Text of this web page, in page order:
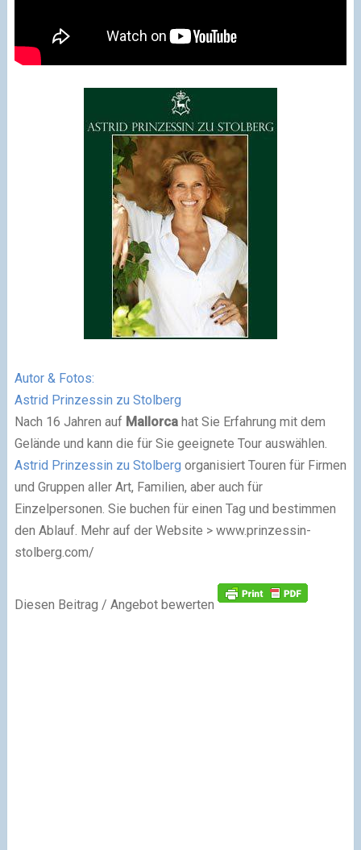
Autor & Fotos:
Astrid Prinzessin zu Stolberg
Nach 16 Jahren auf Mallorcahat Sie Erfahrung mit dem
Gelände und kann die für Sie geeignete Tour auswählen.
Astrid Prinzessin zu Stolberg organisiert Touren für Firmen
und Gruppen aller Art, Familien, aber auch für
Einzelpersonen. Sie buchen für einen Tag und bestimmen
den Ablauf. Mehr auf der Website > www.prinzessin-
stolberg.com/
Diesen Beitrag / Angebot bewerten